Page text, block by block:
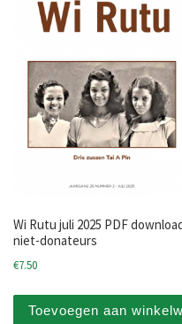
Wi Rutu juli 2025 PDF
niet-donateurs
€7.50
Toevoegen aan